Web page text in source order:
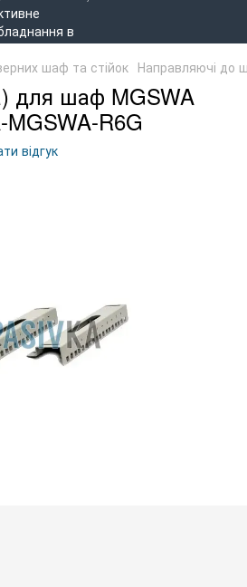
шаф та стійок Направляючі до
для шаф MGSWA
MGSWA-R6G
відгук